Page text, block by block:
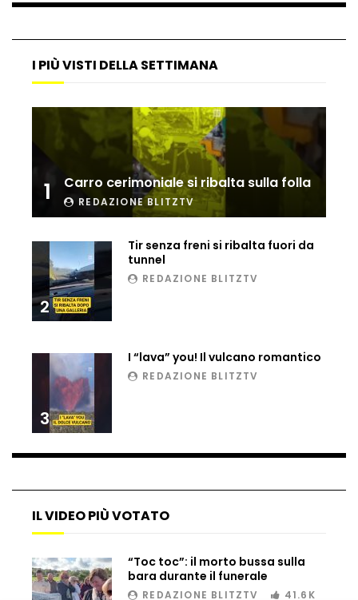
I PIÙ VISTI DELLA SETTIMANA
1 Carro cerimoniale si ribalta sulla folla
REDAZIONE BLITZTV
2
Tir senza freni si ribalta fuori da
tunnel
REDAZIONE BLITZTV
3
I “lava” you! Il vulcano romantico
REDAZIONE BLITZTV
IL VIDEO PIÙ VOTATO
“Toc toc”: il morto bussa sulla
bara durante il funerale
REDAZIONE BLITZTV 41.6K